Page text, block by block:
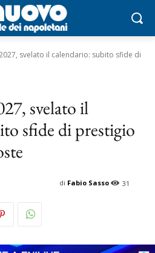
svelato il calendario: subito sfide di
svelato il
sfide di prestigio
31
di Fabio Sasso